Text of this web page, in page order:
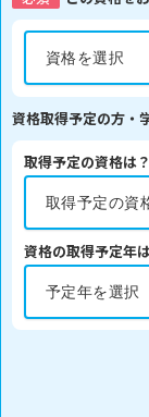
資格取得予定の方・
取得予定の資格は？
資格の取得予定年